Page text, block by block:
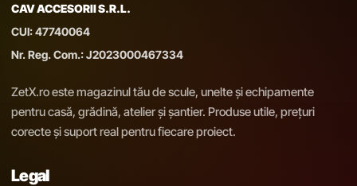
CAV ACCESORII S.R.L.
CUI: 47740064
Nr. Reg. Com.: J2023000467334
ZetX.ro este magazinul tău de scule, unelte și echipamente
pentru casă, grădină, atelier și șantier. Produse utile, prețuri
corecte și suport real pentru fiecare proiect.
Legal